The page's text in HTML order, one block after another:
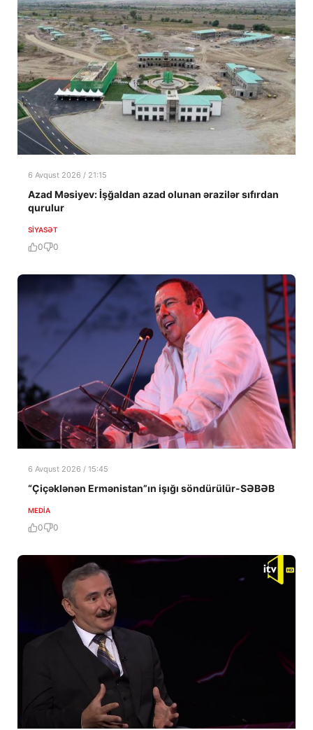
6 Avqust 2026 / 21:15
Azad Məsiyev: İşğaldan azad olunan ərazilər sıfırdan
qurulur
SIYASƏT
0 0
6 Avqust 2026 / 15:45
“Çiçəklənən Ermənistan”ın işığı söndürülür-SƏBƏB
MEDİA
0 0